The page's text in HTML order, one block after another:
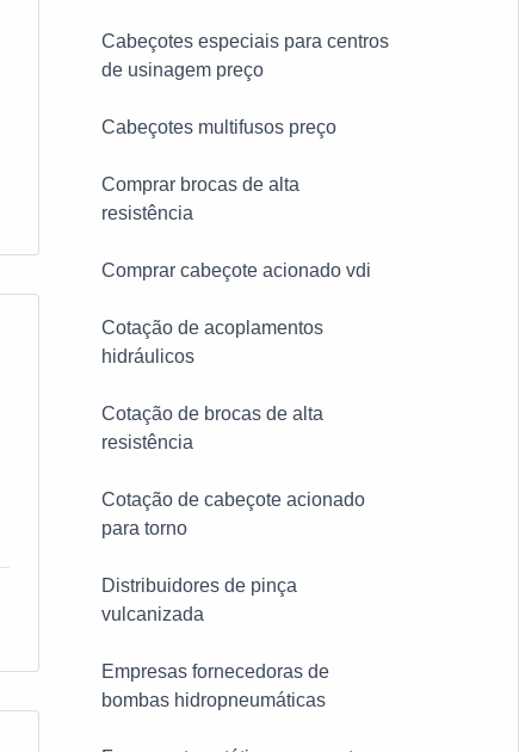
Cabeçotes especiais para centros
de usinagem preço
Cabeçotes multifusos preço
Comprar brocas de alta
resistência
Comprar cabeçote acionado vdi
Cotação de acoplamentos
hidráulicos
Cotação de brocas de alta
resistência
Cotação de cabeçote acionado
para torno
Distribuidores de pinça
vulcanizada
Empresas fornecedoras de
bombas hidropneumáticas